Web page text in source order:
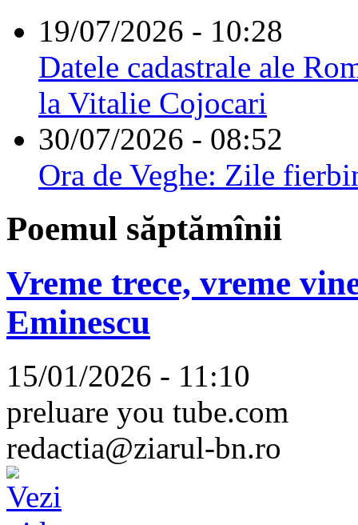
19/07/2026 - 10:28
Datele cadastrale ale
la Vitalie Cojocari
30/07/2026 - 08:52
Ora de Veghe: Zile
Poemul săptămînii
Vreme trece, vreme
Eminescu
15/01/2026 - 11:10
preluare you tube.com
redactia@ziarul-bn.ro